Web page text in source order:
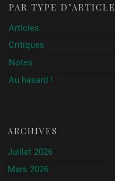
PAR TYPE D’ARTICLE
Articles
Critiques
Notes
Au hasard !
ARCHIVES
Juillet 2026
Mars 2026